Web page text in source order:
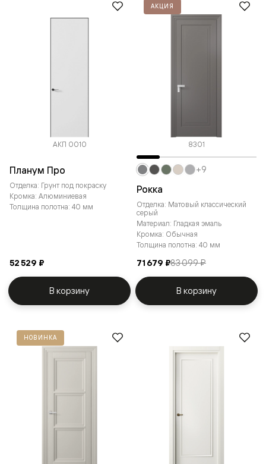
АКП 0010
Планум Про
Отделка: Грунт под покраску
Кромка: Алюминиевая
Толщина полотна: 40 мм
52 529 ₽
В корзину
АКЦИЯ
8301
Рокка
Отделка: Матовый классический
серый
Материал: Гладкая эмаль
Кромка: Обычная
Толщина полотна: 40 мм
71 679 ₽83 099 ₽
+9
В корзину
НОВИНКА